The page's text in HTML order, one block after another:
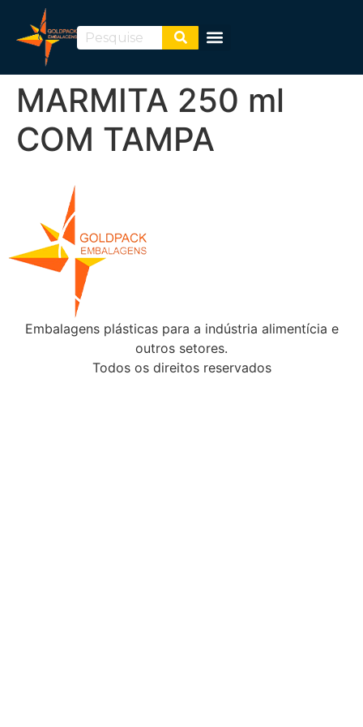
MARMITA 250 ml
COM TAMPA
Embalagens plásticas para a indústria alimentícia e
outros setores.
Todos os direitos reservados